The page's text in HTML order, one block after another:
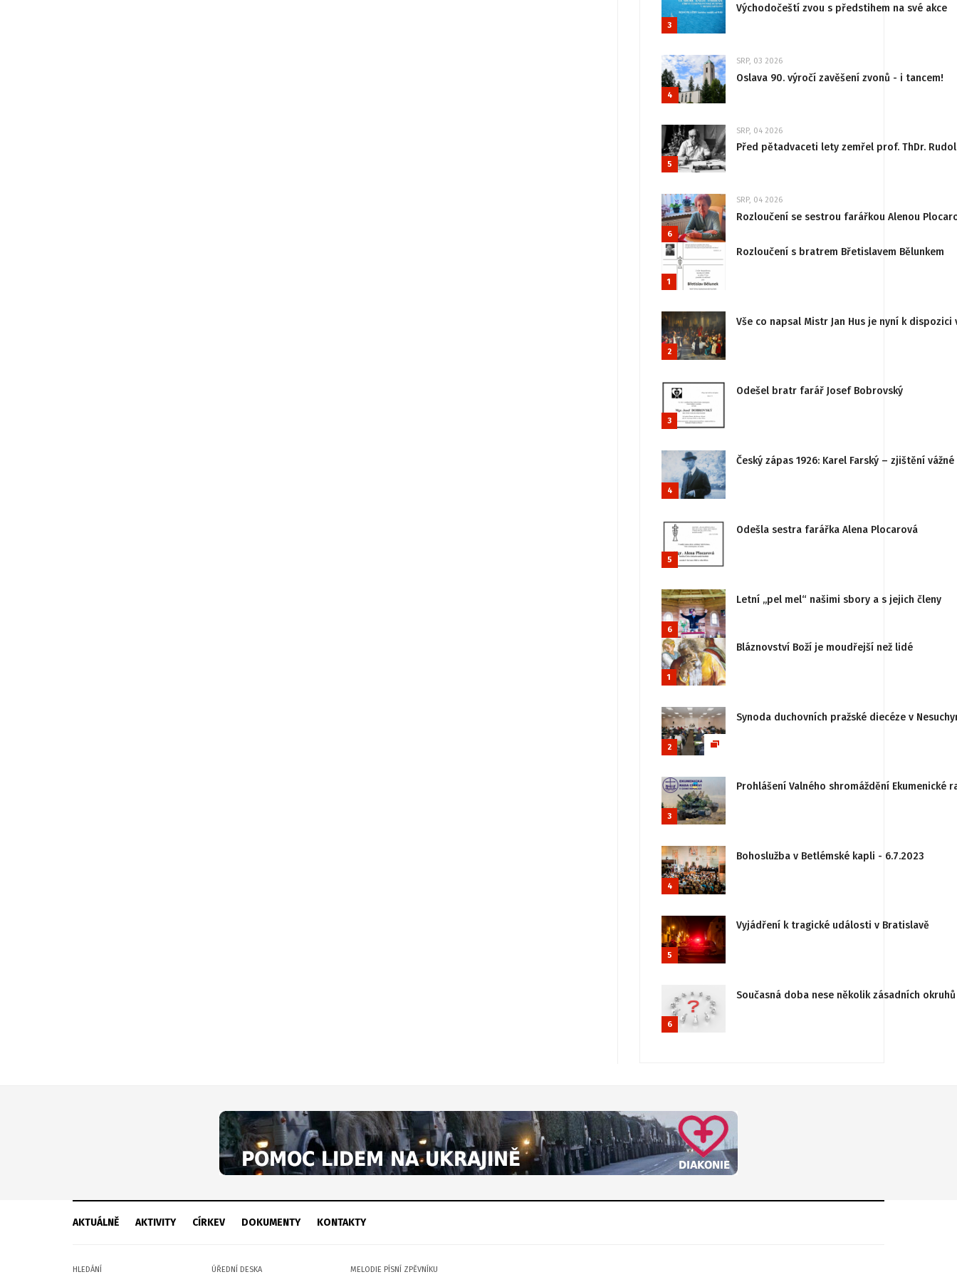
3
Východočeští zvou s předstihem na své akce
4
SRP, 03 2026
Oslava 90. výročí zavěšení zvonů - i tancem!
5
SRP, 04 2026
Před pětadvaceti lety zemřel prof. ThDr.
6
SRP, 04 2026
Rozloučení se sestrou farářkou Alenou
1
Rozloučení s bratrem Břetislavem Bělunkem
2
Vše co napsal Mistr Jan Hus je nyní k
3
Odešel bratr farář Josef Bobrovský
4
Český zápas 1926: Karel Farský – zjištění
5
Odešla sestra farářka Alena Plocarová
6
Letní „pel mel“ našimi sbory a s jejich členy
1
Bláznovství Boží je moudřejší než lidé
2
Synoda duchovních pražské diecéze v
3
Prohlášení Valného shromáždění
4
Bohoslužba v Betlémské kapli - 6.7.2023
5
Vyjádření k tragické události v Bratislavě
6
Současná doba nese několik zásadních
AKTUÁLNĚ AKTIVITY CÍRKEV DOKUMENTY KONTAKTY
HLEDÁNÍ ÚŘEDNÍ DESKA MELODIE PÍSNÍ ZPĚVNÍKU